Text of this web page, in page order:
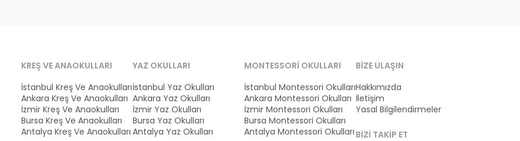
KREŞ VE ANAOKULLARI
İstanbul Kreş Ve Anaokulları
Ankara Kreş Ve Anaokulları
İzmir Kreş Ve Anaokulları
Bursa Kreş Ve Anaokulları
Antalya Kreş Ve Anaokulları
YAZ OKULLARI
İstanbul Yaz Okulları
Ankara Yaz Okulları
İzmir Yaz Okulları
Bursa Yaz Okulları
Antalya Yaz Okulları
MONTESSORI OKULLARI
İstanbul Montessori Okulları
Ankara Montessori Okulları
İzmir Montessori Okulları
Bursa Montessori Okulları
Antalya Montessori Okulları
BIZE ULAŞIN
Hakkımızda
İletişim
Yasal Bilgilendirmeler
BIZI TAKIP ET